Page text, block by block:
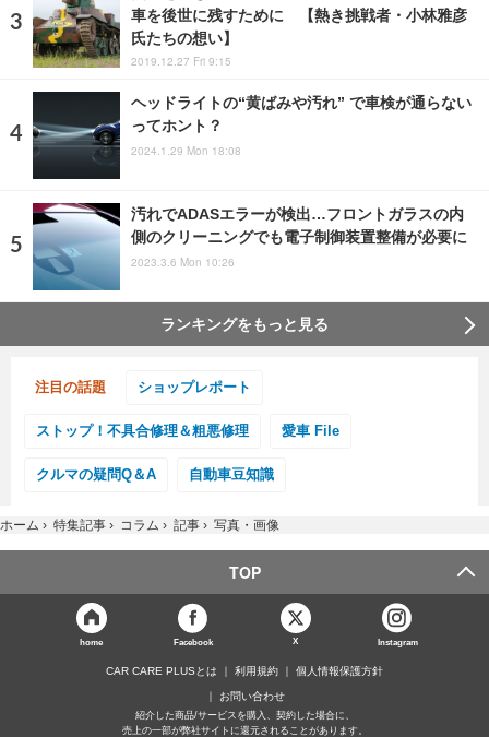
車を後世に残すために 【熱き挑戦者・小林雅彦
氏たちの想い】
2019.12.27 Fri 9:15
ヘッドライトの“黄ばみや汚れ” で車検が通らない
ってホント？
2024.1.29 Mon 18:08
汚れでADASエラーが検出…フロントガラスの内
側のクリーニングでも電子制御装置整備が必要に
2023.3.6 Mon 10:26
ランキングをもっと見る
注目の話題 ショップレポート
ストップ！不具合修理＆粗悪修理 愛車 File
クルマの疑問Q＆A 自動車豆知識
ホーム › 特集記事 › コラム › 記事 › 写真・画像
TOP
home Facebook X Instagram
CAR CARE PLUSとは 利用規約 個人情報保護方針
お問い合わせ
紹介した商品/サービスを購入、契約した場合に、
売上の一部が弊社サイトに還元されることがあります。